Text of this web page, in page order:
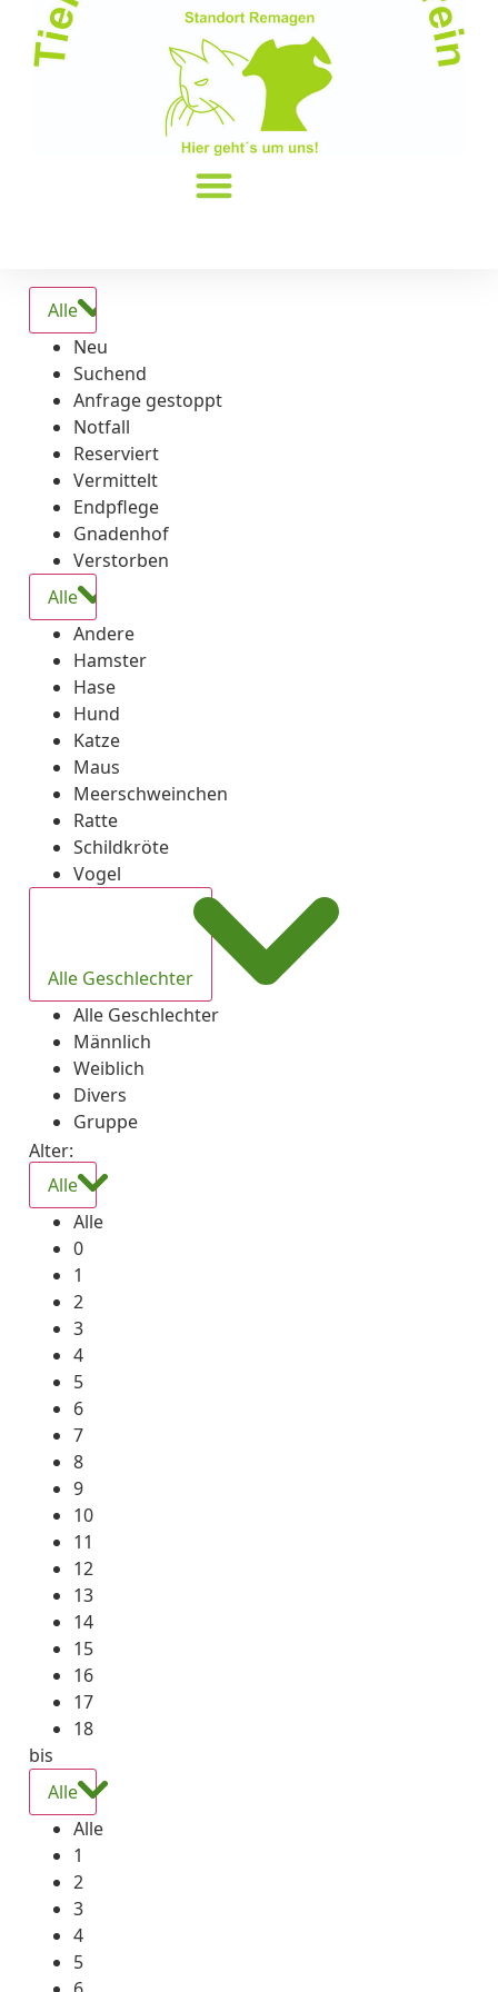
Alle
Neu
Suchend
Anfrage gestoppt
Notfall
Reserviert
Vermittelt
Endpflege
Gnadenhof
Verstorben
Alle
Andere
Hamster
Hase
Hund
Katze
Maus
Meerschweinchen
Ratte
Schildkröte
Vogel
Alle Geschlechter
Alle Geschlechter
Männlich
Weiblich
Divers
Gruppe
Alter:
Alle
Alle
0
1
2
3
4
5
6
7
8
9
10
11
12
13
14
15
16
17
18
bis
Alle
Alle
1
2
3
4
5